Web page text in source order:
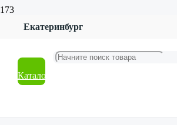
Екатеринбург
Каталог
Красота и гигиена
Заколка утка 3шт “Кошечка” SL-3980-173